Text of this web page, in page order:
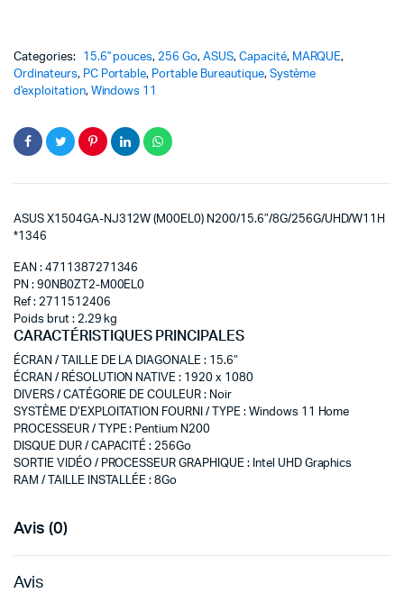
Categories: 15.6" pouces,256 Go,ASUS, Capacité, MARQUE,
Ordinateurs, PC Portable, Portable Bureautique, Système
d'exploitation, Windows 11
ASUS X1504GA-NJ312W (M00EL0) N200/15.6″/8G/256G/UHD/W11H
*1346
EAN : 4711387271346
PN : 90NB0ZT2-M00EL0
Ref : 2711512406
Poids brut : 2.29 kg
CARACTÉRISTIQUES PRINCIPALES
ÉCRAN / TAILLE DE LA DIAGONALE : 15.6″
ÉCRAN / RÉSOLUTION NATIVE : 1920 x 1080
DIVERS / CATÉGORIE DE COULEUR : Noir
SYSTÈME D’EXPLOITATION FOURNI / TYPE: Windows 11 Home
PROCESSEUR / TYPE: Pentium N200
DISQUE DUR / CAPACITÉ :256Go
SORTIE VIDÉO / PROCESSEUR GRAPHIQUE: Intel UHD Graphics
RAM / TAILLE INSTALLÉE :8Go
Avis (0)
Avis